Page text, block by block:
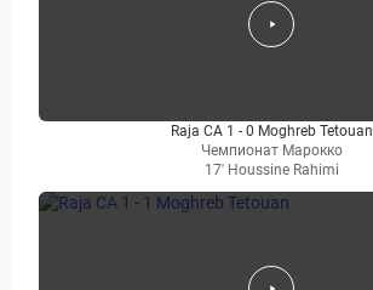
Raja CA 1 - 0 Moghreb Tetouan
Чемпионат Марокко
17' Houssine Rahimi